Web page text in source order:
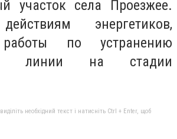
участок села Проезжее.
энергетиков,
по устранению
линии на стадии
необхідний текст і натисніть Ctrl + Enter, щоб